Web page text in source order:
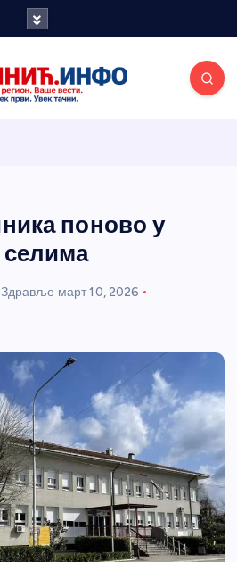
и портал
поново у
селима
Здравље март 10, 2026